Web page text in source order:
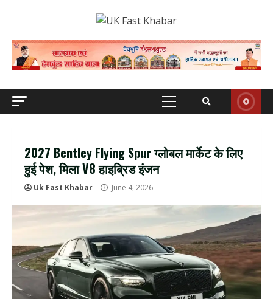
Primary
2027 Bentley Flying Spur ग्लोबल मार्केट के लिए
हुई पेश, मिला V8 हाइब्रिड इंजन
Uk Fast Khabar June 4, 2026